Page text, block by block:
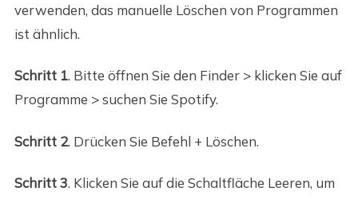
verwenden, das manuelle Löschen von Programmen
ist ähnlich.
Schritt 1. Bitte öffnen Sie den Finder > klicken Sie auf
Programme > suchen Sie Spotify.
Schritt 2. Drücken Sie Befehl + Löschen.
Schritt 3. Klicken Sie auf die Schaltfläche Leeren, um